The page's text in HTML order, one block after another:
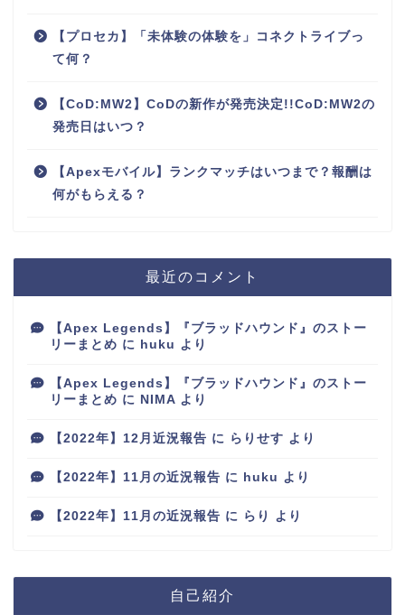
【プロセカ】「未体験の体験を」コネクトライブっ
て何？
【CoD:MW2】CoDの新作が発売決定!!CoD:MW2の
発売日はいつ？
【Apexモバイル】ランクマッチはいつまで？報酬は
何がもらえる？
最近のコメント
【Apex Legends】『ブラッドハウンド』のストー
リーまとめ に huku より
【Apex Legends】『ブラッドハウンド』のストー
リーまとめ に NIMA より
【2022年】12月近況報告 に らりせす より
【2022年】11月の近況報告 に huku より
【2022年】11月の近況報告 に らり より
自己紹介